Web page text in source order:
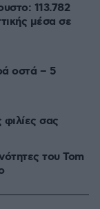
113.782
μέσα σε
οστά – 5
σας
του Tom